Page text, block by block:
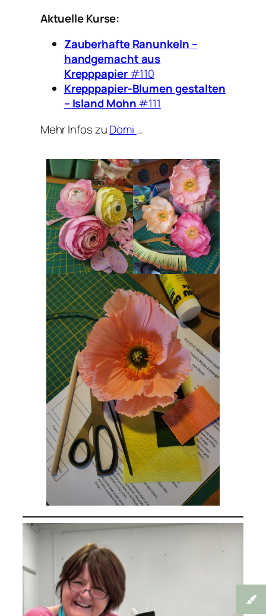
Aktuelle Kurse:
Zauberhafte Ranunkeln –
handgemacht aus
Krepppapier#110
Krepppapier-Blumen gestalten
– Island Mohn#111
Mehr Infos zuDomi …